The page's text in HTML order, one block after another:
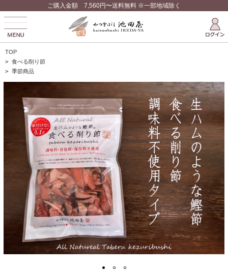
ご購入金額 7,560円〜送料無料 ※一部地域除く
TOP
> 食べる削り節
> 季節商品